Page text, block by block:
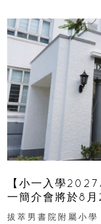
【小一入學
一簡介會將於8月
｜更設有網上重溫
拔萃男書院附屬小